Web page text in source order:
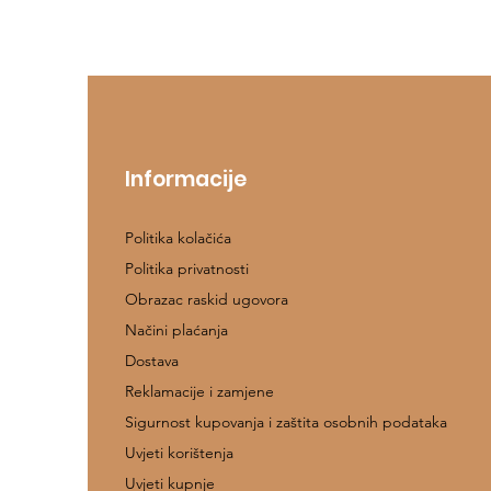
Informacije
Politika kolačića
Politika privatnosti
Obrazac raskid ugovora
Načini plaćanja
Dostava
Reklamacije i zamjene
Sigurnost kupovanja i zaštita osobnih podataka
Uvjeti korištenja
Uvjeti kupnje